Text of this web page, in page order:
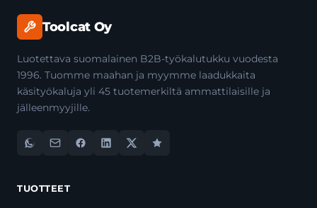
Toolcat Oy
Luotettava suomalainen B2B-työkalutukku vuodesta
1996. Tuomme maahan ja myymme laadukkaita
käsityökaluja yli 45 tuotemerkiltä ammattilaisille ja
jälleenmyyjille.
TUOTTEET